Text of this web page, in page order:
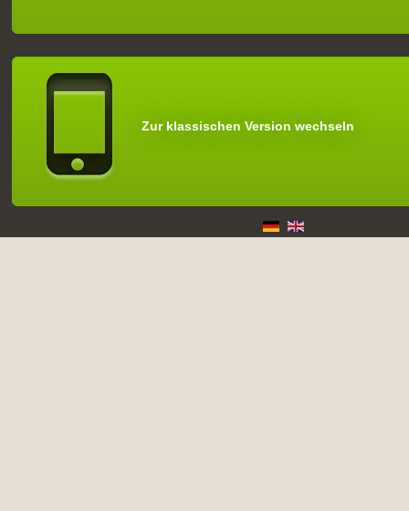
Zur klassischen Version wechseln